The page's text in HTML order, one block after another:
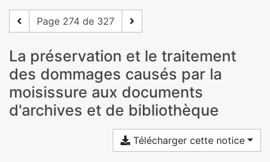
Page 274 de 327
La préservation et le traitement
des dommages causés par la
moisissure aux documents
d'archives et de bibliothèque
Télécharger cette notice